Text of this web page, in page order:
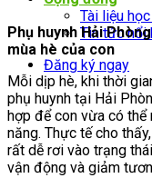
Tài liệu
Tin tức nổi
Đăng ký ngay
Phụ huynh Hải
mùa hè của con
Mỗi dịp hè, khi thời
phụ huynh tại Hải
hợp để con vừa có
năng. Thực tế cho
rất dễ rơi vào trạng
vận động và giảm